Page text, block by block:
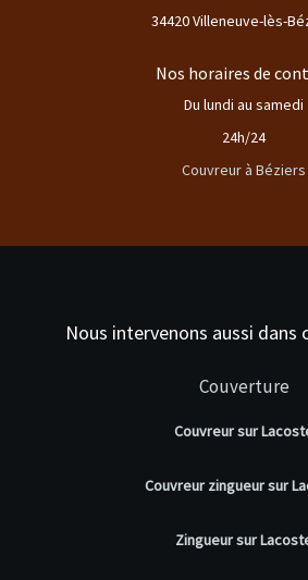
34420 Villeneuve-lès-
Nos horaires de
Du lundi au samedi
24h/24
Couvreur à Béziers
Nous intervenons aussi dans
Couverture
Couvreur sur
Couvreur zingueur sur
Zingueur sur